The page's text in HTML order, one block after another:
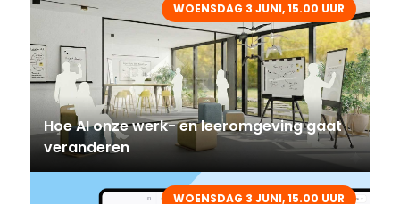
WOENSDAG 3 JUNI, 15.00 UUR
Hoe AI onze werk- en leeromgeving gaat
veranderen
WOENSDAG 3 JUNI, 15.00 UUR